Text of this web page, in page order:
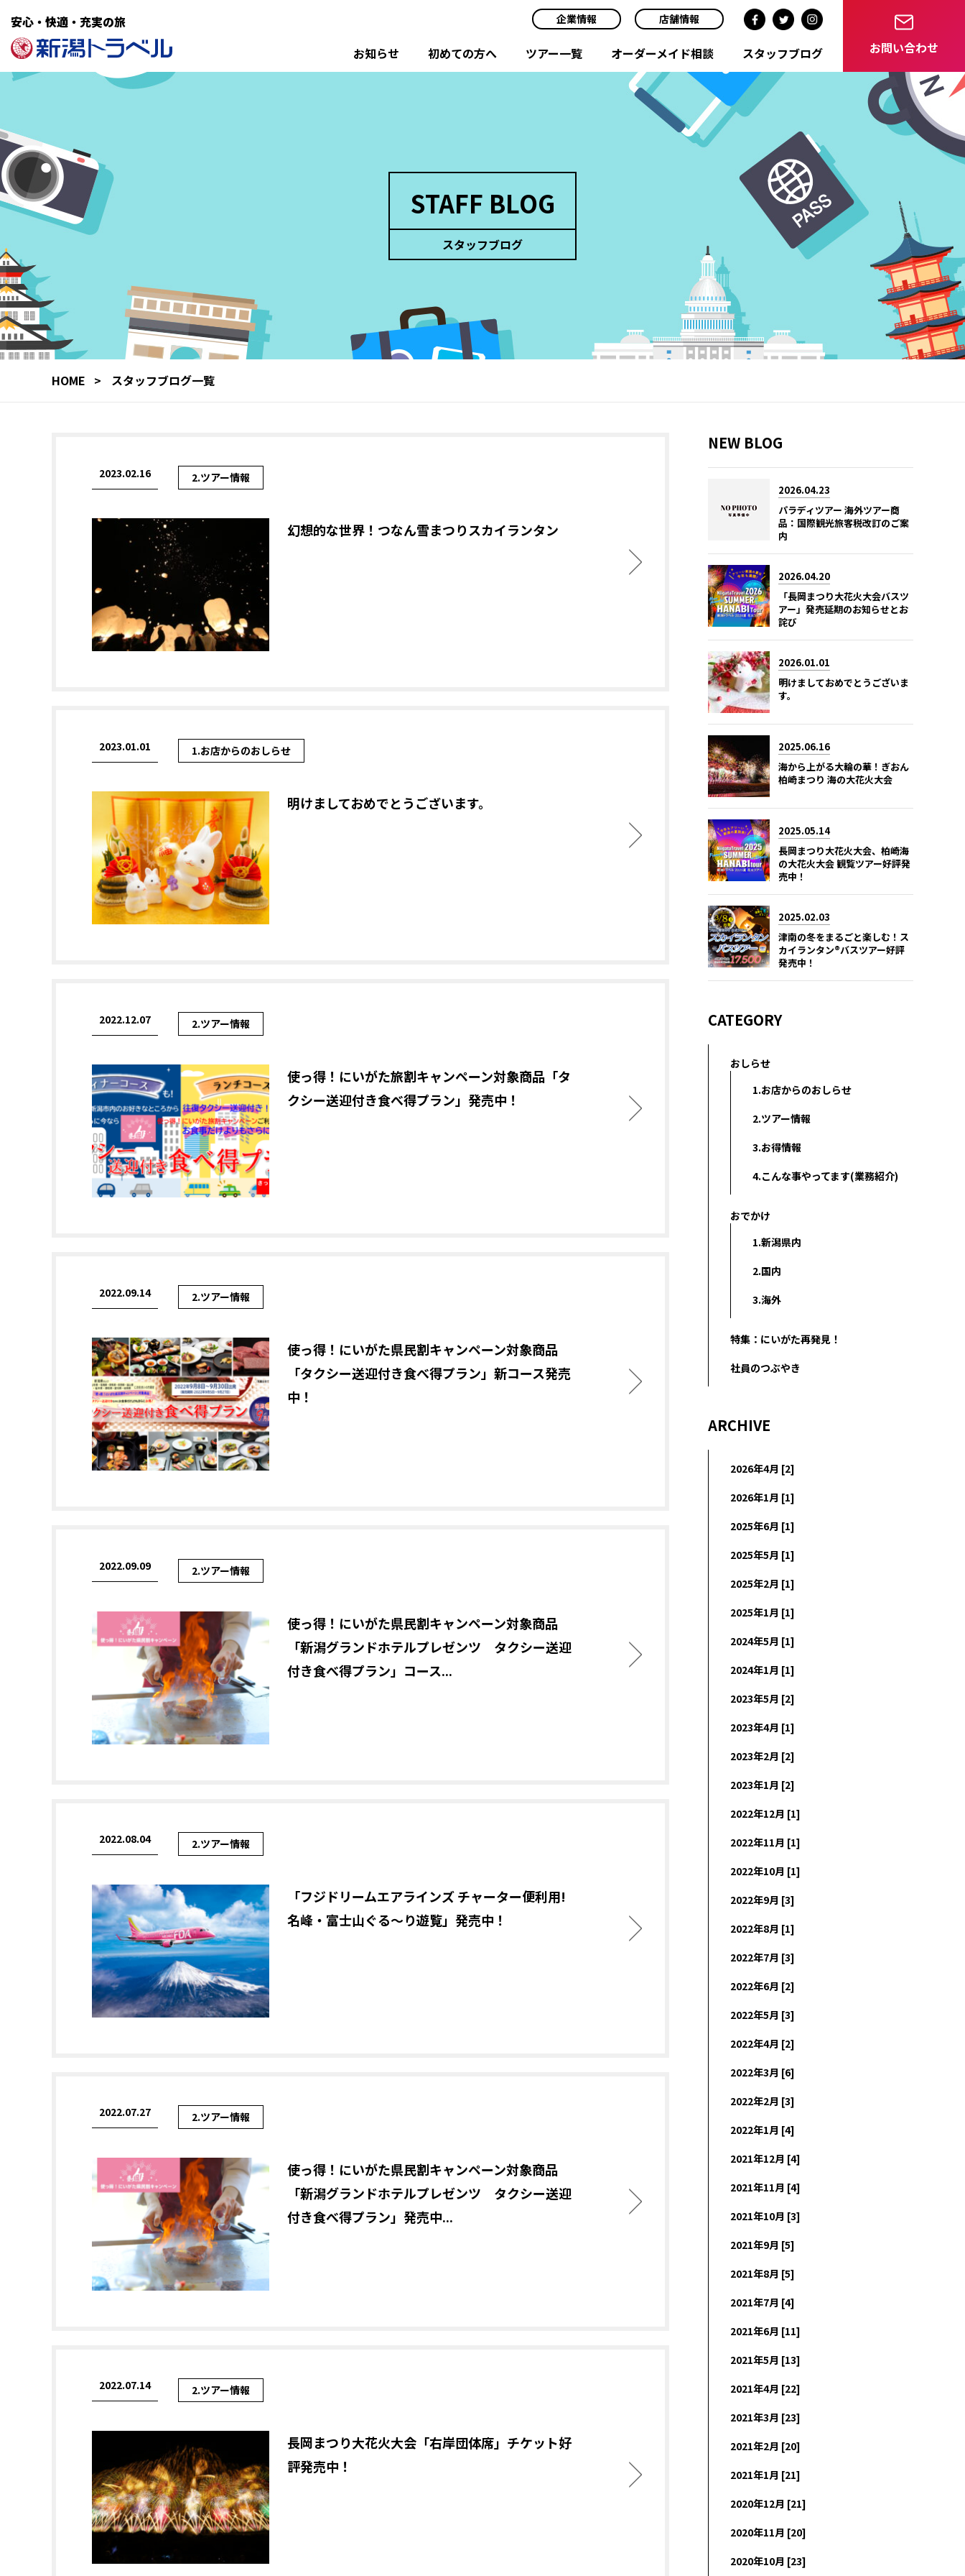
安心・快適・充実の旅 企業情報 店舗情報
お知らせ 初めての方へ ツアー一覧 オーダーメイド相談 スタッフブログ お問い合わせ
STAFF BLOG
スタッフブログ
HOME スタッフブログ一覧
2023.02.16 2.ツアー情報
幻想的な世界！つなん雪まつりスカイランタン
2023.01.01 1.お店からのおしらせ
明けましておめでとうございます。
2022.12.07 2.ツアー情報
使っ得！にいがた旅割キャンペーン対象商品「タ
クシー送迎付き食べ得プラン」発売中！
2022.09.14 2.ツアー情報
使っ得！にいがた県民割キャンペーン対象商品
「タクシー送迎付き食べ得プラン」新コース発売
中！
2022.09.09 2.ツアー情報
使っ得！にいがた県民割キャンペーン対象商品
「新潟グランドホテルプレゼンツ タクシー送迎
付き食べ得プラン」コース...
2022.08.04 2.ツアー情報
「フジドリームエアラインズ チャーター便利用!
名峰・富士山ぐる～り遊覧」発売中！
2022.07.27 2.ツアー情報
使っ得！にいがた県民割キャンペーン対象商品
「新潟グランドホテルプレゼンツ タクシー送迎
付き食べ得プラン」発売中...
2022.07.14 2.ツアー情報
長岡まつり大花火大会「右岸団体席」チケット好
評発売中！
NEW BLOG
2026.04.23
パラディツアー 海外ツアー商
品：国際観光旅客税改訂のご案
内
2026.04.20
「長岡まつり大花火大会バスツ
アー」発売延期のお知らせとお
詫び
2026.01.01
明けましておめでとうございま
す。
2025.06.16
海から上がる大輪の華！ぎおん
柏崎まつり 海の大花火大会
2025.05.14
長岡まつり大花火大会、柏崎海
の大花火大会 観覧ツアー好評発
売中！
2025.02.03
津南の冬をまるごと楽しむ！ス
カイランタン®バスツアー好評
発売中！
CATEGORY
おしらせ
1.お店からのおしらせ
2.ツアー情報
3.お得情報
4.こんな事やってます(業務紹介)
おでかけ
1.新潟県内
2.国内
3.海外
特集：にいがた再発見！
社員のつぶやき
ARCHIVE
2026年4月 [2]
2026年1月 [1]
2025年6月 [1]
2025年5月 [1]
2025年2月 [1]
2025年1月 [1]
2024年5月 [1]
2024年1月 [1]
2023年5月 [2]
2023年4月 [1]
2023年2月 [2]
2023年1月 [2]
2022年12月 [1]
2022年11月 [1]
2022年10月 [1]
2022年9月 [3]
2022年8月 [1]
2022年7月 [3]
2022年6月 [2]
2022年5月 [3]
2022年4月 [2]
2022年3月 [6]
2022年2月 [3]
2022年1月 [4]
2021年12月 [4]
2021年11月 [4]
2021年10月 [3]
2021年9月 [5]
2021年8月 [5]
2021年7月 [4]
2021年6月 [11]
2021年5月 [13]
2021年4月 [22]
2021年3月 [23]
2021年2月 [20]
2021年1月 [21]
2020年12月 [21]
2020年11月 [20]
2020年10月 [23]